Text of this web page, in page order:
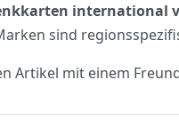
international
sind
Artikel mit einem